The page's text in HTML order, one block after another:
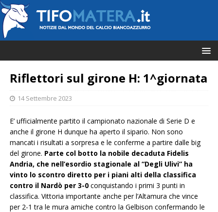
Riflettori sul girone H: 1^giornata
14 Settembre 2023
E’ ufficialmente partito il campionato nazionale di Serie D e
anche il girone H dunque ha aperto il sipario. Non sono
mancati i risultati a sorpresa e le conferme a partire dalle big
del girone. Parte col botto la nobile decaduta Fidelis
Andria, che nell’esordio stagionale al “Degli Ulivi” ha
vinto lo scontro diretto per i piani alti della classifica
contro il Nardò per 3-0 conquistando i primi 3 punti in
classifica. Vittoria importante anche per l’Altamura che vince
per 2-1 tra le mura amiche contro la Gelbison confermando le